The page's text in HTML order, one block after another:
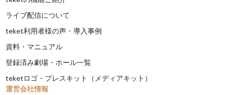
ライブ配信について
teket利用者様の声・導入事例
資料・マニュアル
登録済み劇場・ホール一覧
teketロゴ・プレスキット（メディアキット）
運営会社情報